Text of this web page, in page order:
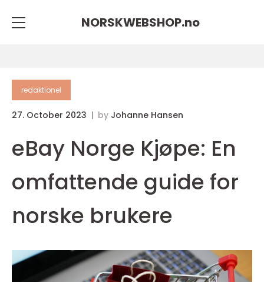
NORSKWEBSHOP.no
redaktionel
27. October 2023 by Johanne Hansen
eBay Norge Kjøpe: En
omfattende guide for
norske brukere